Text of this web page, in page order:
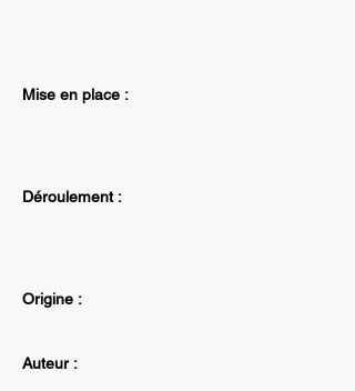
Mise en place :
Déroulement :
Origine :
Auteur :